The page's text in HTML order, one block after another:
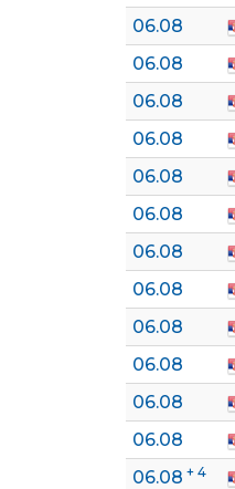
06.08
06.08
06.08
06.08
06.08
06.08
06.08
06.08
06.08
06.08
06.08
06.08
06.08 + 4